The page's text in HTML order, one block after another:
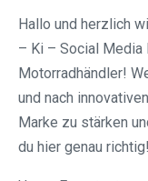
Hallo und herzlich
– Ki – Social Media
Motorradhändler!
und nach
Marke zu stärken
du hier genau richtig!